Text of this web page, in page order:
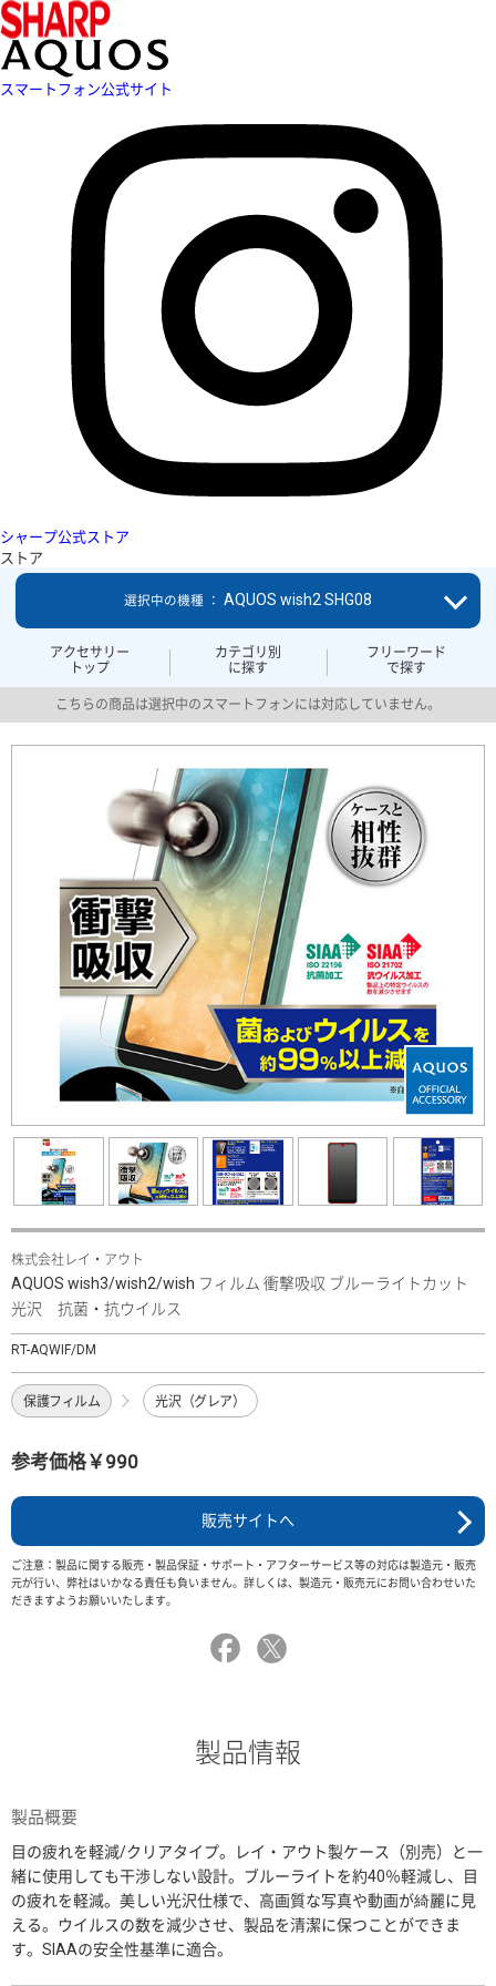
スマートフォン公式サイト
シャープ公式ストア
ストア
アクセサリー
トップ
カテゴリ別
に探す
フリーワード
で探す
選択中の機種 ： AQUOS wish2 SHG08
こちらの商品は選択中のスマートフォンには対応していません。
株式会社レイ・アウト
AQUOS wish3/wish2/wish フィルム 衝撃吸収 ブルーライトカット
光沢 抗菌・抗ウイルス
RT-AQWIF/DM
保護フィルム 光沢（グレア）
参考価格￥990
販売サイトへ
ご注意：製品に関する販売・製品保証・サポート・アフターサービス等の対応は製造元・販売
元が行い、弊社はいかなる責任も負いません。詳しくは、製造元・販売元にお問い合わせいた
だきますようお願いいたします。
製品情報
製品概要
目の疲れを軽減/クリアタイプ。レイ・アウト製ケース（別売）と一
緒に使用しても干渉しない設計。ブルーライトを約40％軽減し、目
の疲れを軽減。美しい光沢仕様で、高画質な写真や動画が綺麗に見
える。ウイルスの数を減少させ、製品を清潔に保つことができま
す。SIAAの安全性基準に適合。